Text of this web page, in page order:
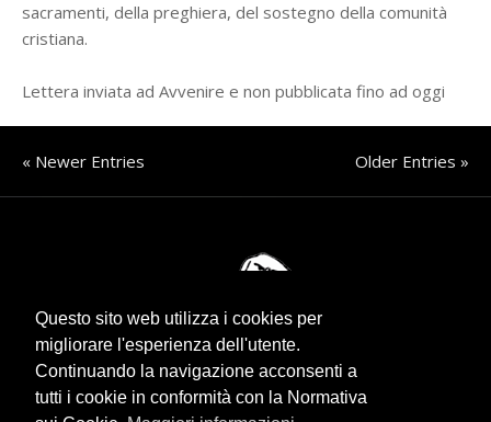
sacramenti, della preghiera, del sostegno della comunità
cristiana.
Lettera inviata ad Avvenire e non pubblicata fino ad oggi
« Newer Entries Older Entries »
Questo sito web utilizza i cookies per
migliorare l'esperienza dell'utente.
Continuando la navigazione acconsenti a
tutti i cookie in conformità con la Normativa